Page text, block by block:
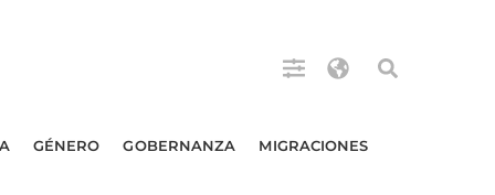
GÉNERO GOBERNANZA MIGRACIONES